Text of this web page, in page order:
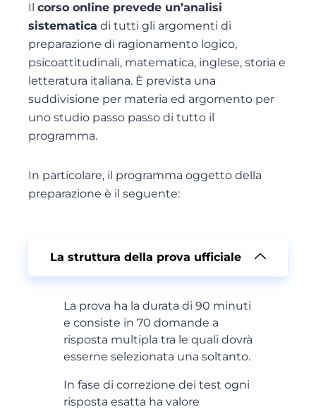
Il corso online prevede un’analisi
sistematica di tutti gli argomenti di
preparazione di ragionamento logico,
psicoattitudinali, matematica, inglese, storia e
letteratura italiana. È prevista una
suddivisione per materia ed argomento per
uno studio passo passo di tutto il
programma.
In particolare, il programma oggetto della
preparazione è il seguente:
La struttura della prova ufficiale
La prova ha la durata di 90 minuti
e consiste in 70 domande a
risposta multipla tra le quali dovrà
esserne selezionata una soltanto.
In fase di correzione dei test ogni
risposta esatta ha valore